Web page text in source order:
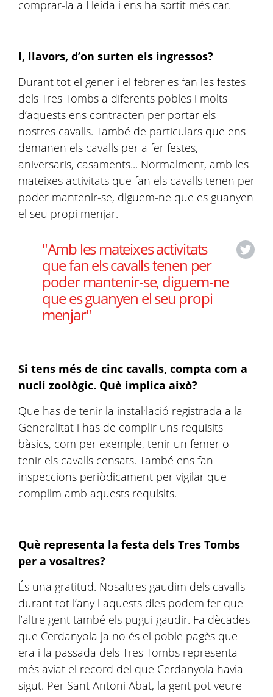
comprar-la a Lleida i ens ha sortit més car.
I, llavors, d’on surten els ingressos?
Durant tot el gener i el febrer es fan les festes
dels Tres Tombs a diferents pobles i molts
d’aquests ens contracten per portar els
nostres cavalls. També de particulars que ens
demanen els cavalls per a fer festes,
aniversaris, casaments... Normalment, amb les
mateixes activitats que fan els cavalls tenen per
poder mantenir-se, diguem-ne que es guanyen
el seu propi menjar.
"Amb les mateixes activitats
que fan els cavalls tenen per
poder mantenir-se, diguem-ne
que es guanyen el seu propi
menjar"
Si tens més de cinc cavalls, compta com a
nucli zoològic. Què implica això?
Que has de tenir la instal·lació registrada a la
Generalitat i has de complir uns requisits
bàsics, com per exemple, tenir un femer o
tenir els cavalls censats. També ens fan
inspeccions periòdicament per vigilar que
complim amb aquests requisits.
Què representa la festa dels Tres Tombs
per a vosaltres?
És una gratitud. Nosaltres gaudim dels cavalls
durant tot l’any i aquests dies podem fer que
l’altre gent també els pugui gaudir. Fa dècades
que Cerdanyola ja no és el poble pagès que
era i la passada dels Tres Tombs representa
més aviat el record del que Cerdanyola havia
sigut. Per Sant Antoni Abat, la gent pot veure